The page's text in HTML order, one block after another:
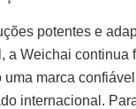
potentes e
a Weichai continua
uma marca
internacional.